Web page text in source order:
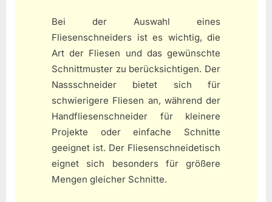
Bei der Auswahl eines
Fliesenschneiders ist es wichtig, die
Art der Fliesen und das gewünschte
Schnittmuster zu berücksichtigen. Der
Nassschneider bietet sich für
schwierigere Fliesen an, während der
Handfliesenschneider für kleinere
Projekte oder einfache Schnitte
geeignet ist. Der Fliesenschneidetisch
eignet sich besonders für größere
Mengen gleicher Schnitte.